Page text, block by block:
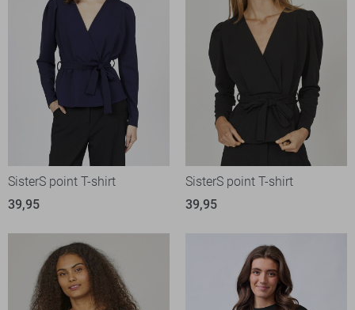
SisterS point T-shirt
39,95
SisterS point T-shirt
39,95